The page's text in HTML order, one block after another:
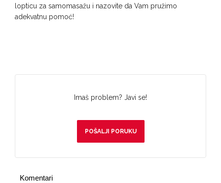
lopticu za samomasažu i nazovite da Vam pružimo
adekvatnu pomoć!
Imaš problem? Javi se!
POŠALJI PORUKU
Komentari